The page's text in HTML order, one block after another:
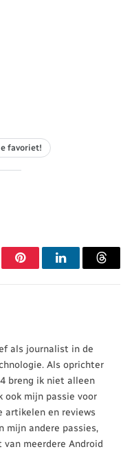
favoriet!
PinterestLinkedIn
als journalist in de
Als oprichter
breng ik niet alleen
ook mijn passie voor
artikelen en reviews
mijn andere passies,
meerdere Android